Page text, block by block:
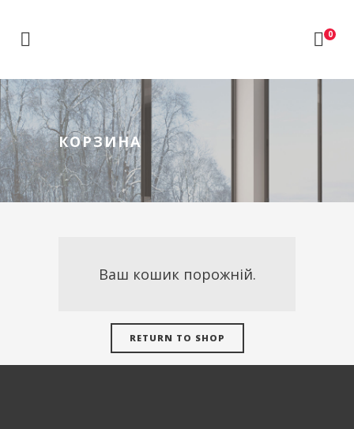
0
КОРЗИНА
Ваш кошик порожній.
RETURN TO SHOP